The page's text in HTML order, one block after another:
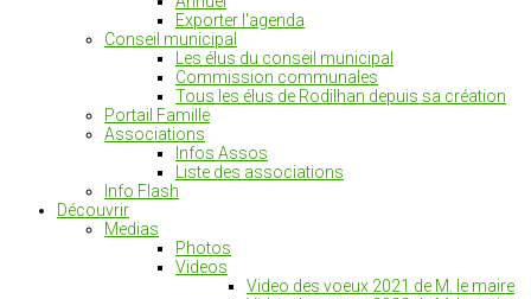
Exporter l'agenda
Conseil municipal
Les élus du conseil municipal
Commission communales
Tous les élus de Rodilhan depuis sa création
Portail Famille
Associations
Infos Assos
Liste des associations
Info Flash
Découvrir
Medias
Photos
Videos
Video des voeux 2021 de M. le maire